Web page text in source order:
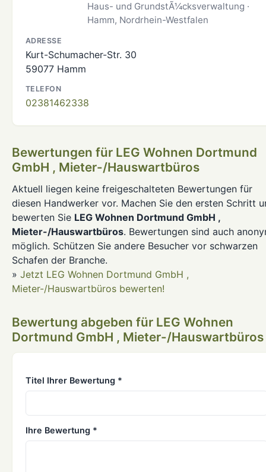
Haus- und GrundstÃ¼cksverwaltung ·
Hamm, Nordrhein-Westfalen
ADRESSE
Kurt-Schumacher-Str. 30
59077 Hamm
TELEFON
02381462338
Bewertungen für LEG Wohnen Dortmund
GmbH , Mieter-/Hauswartbüros
Aktuell liegen keine freigeschalteten Bewertungen für
diesen Handwerker vor. Machen Sie den ersten Schritt
bewerten Sie LEG Wohnen Dortmund GmbH ,
Mieter-/Hauswartbüros. Bewertungen sind auch
möglich. Schützen Sie andere Besucher vor schwarzen
Schafen der Branche.
» Jetzt LEG Wohnen Dortmund GmbH ,
Mieter-/Hauswartbüros bewerten!
Bewertung abgeben für LEG Wohnen
Dortmund GmbH , Mieter-/Hauswartbüros
Titel Ihrer Bewertung *
Ihre Bewertung *